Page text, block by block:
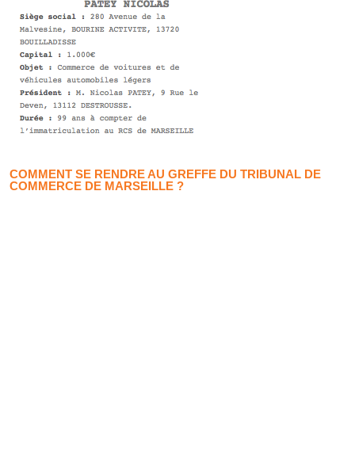
COMMENT SE RENDRE AU GREFFE DU TRIBUNAL DE
COMMERCE DE MARSEILLE ?